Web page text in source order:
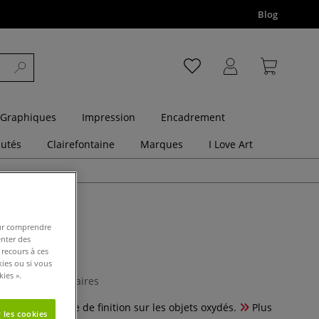
Blog
Impression
Encadrement
Clairefontaine Marques I Love Art
0 Commentaires
comme couche de finition sur les objets oxydés.
Plus
comprendre
des
à ces
ou si vous
».
cookies